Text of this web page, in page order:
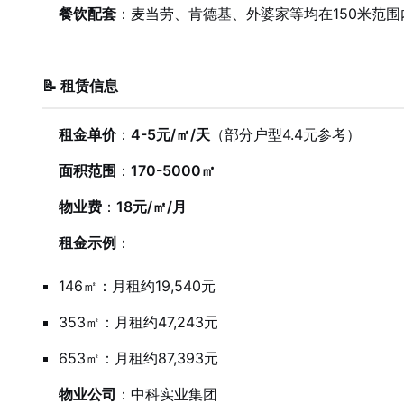
餐饮配套 ：麦当劳、肯德基、外婆家等均在150米范围
📝 租赁信息
租金单价： 4-5元/㎡/天 （部分户型4.4元参考）
面积范围 ： 170-5000㎡
物业费 ： 18元/㎡/月
租金示例 ：
146㎡：月租约19,540元
353㎡：月租约47,243元
653㎡：月租约87,393元
物业公司 ：中科实业集团